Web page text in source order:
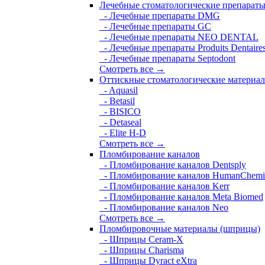
Лечебные стоматологические препараты
- Лечебные препараты DMG
- Лечебные препараты GC
- Лечебные препараты NEO DENTAL
- Лечебные препараты Produits
- Лечебные препараты Septodont
Смотреть все →
Оттискные стоматологические
- Aquasil
- Betasil
- BISICO
- Detaseal
- Elite H-D
Смотреть все →
Пломбирование каналов
- Пломбирование каналов Dentsply
- Пломбирование каналов
- Пломбирование каналов Kerr
- Пломбирование каналов Meta Biomed
- Пломбирование каналов Neo
Смотреть все →
Пломбировочные материалы (шприцы)
- Шприцы Ceram-X
- Шприцы Charisma
- Шприцы Dyract eXtra